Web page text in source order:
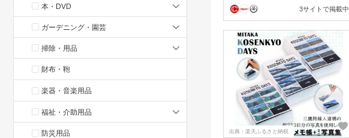
本・DVD
ガーデニング・園芸
掃除・用品
財布・鞄
楽器・音楽用品
福祉・介助用品
防災用品
3サイトで掲載中
出典：楽天ふるさと納税